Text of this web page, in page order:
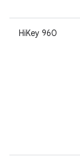
HiKey 960